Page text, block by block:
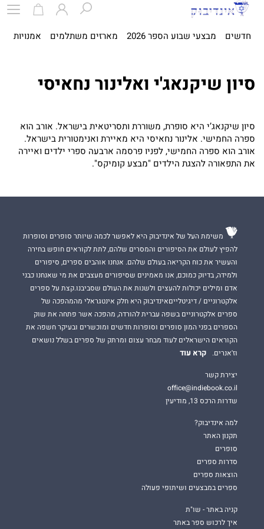
חדשים מבצעי שבוע הספר 2026 מארזים משתלמים אמנויות
סיון שיקנאג'י ואלינור נחאיסי
סיון שיקנאג’י היא סופרת, משוררת ותסריטאית בישראל. אורב הוא
ספרה החמישי. אלינור נחאיסי היא מאיירת ואנימטורית בישראל.
אורב הוא ספרה החמישי, לפניו פרסמה ארבעה ספרי ילדים ואיירה
את התפאורה להצגת הילדים "מבצע קומיקס".
משימת העל של אינדיבוק היא לאפשר לכמה שיותר סופרים וסופרות
להפיץ לעולם את הסיפורים והמסרים שלהם, לתת לקוראים חופש בחירה
והעשיר את כוח הקריאה בעולם שלהם. אנחנו אוהבים ספרים, סיפורים
ולמידה, בדיוק כמוכם, אנו מאמינים שסיפורים מעצבים את מי שאנחנו כבני
אדם ומילים יכולות להעצים ולשנות את העולם שסביבנו.קצת על ספרים
אלקטרוניים / דיגיטלייםאינדיבוק היא חלק אינטגראלי מהמהפכה של
ספרים אלקטרוניים בשפה עברית להורדה, מהפכה אשר פתחה את שוק
הספרים בפני המון סופרים וסופרות חדשים ומוכשרים ובעיקר חשפה את
הקוראים הישראלים לעוד מבחר עצום ומרתק של ספרים בשלל נושאים
וז'אנרים.
קרא עוד
יצירת קשר
office@indiebook.co.il
שדרות הרכס 13, מודיעין
למה אינדיבוק?
תקנון האתר
סופרים
סדרות ספרים
הוצאות ספרים
ספרים במבצעים ושיתופי פעולה
קניה באתר - שו"ת
איך לרכוש ספר באתר